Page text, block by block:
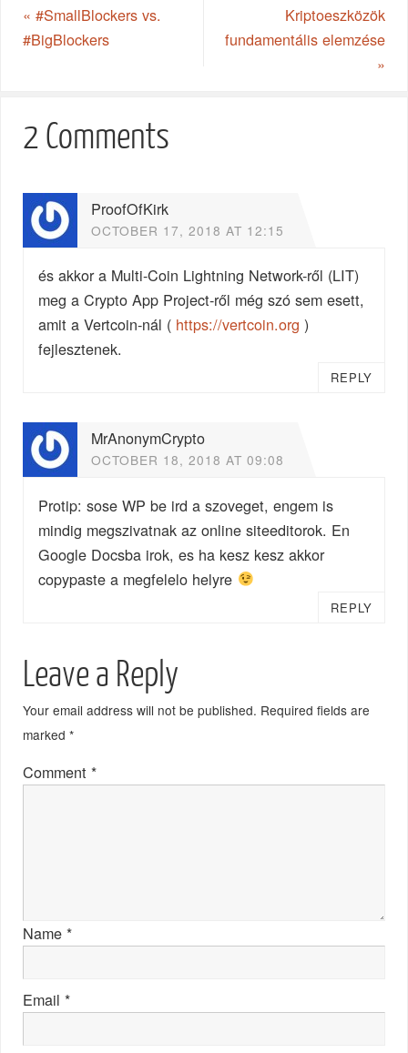
« #SmallBlockers vs.
#BigBlockers
Kriptoeszközök
fundamentális elemzése
»
2 Comments
ProofOfKirk
OCTOBER 17, 2018 AT 12:15
és akkor a Multi-Coin Lightning Network-ről (LIT)
meg a Crypto App Project-ről még szó sem esett,
amit a Vertcoin-nál ( https://vertcoin.org )
fejlesztenek.
REPLY
MrAnonymCrypto
OCTOBER 18, 2018 AT 09:08
Protip: sose WP be ird a szoveget, engem is
mindig megszivatnak az online siteeditorok. En
Google Docsba irok, es ha kesz kesz akkor
copypaste a megfelelo helyre
REPLY
Leave a Reply
Your email address will not be published. Required fields are
marked*
Comment*
Name*
Email*